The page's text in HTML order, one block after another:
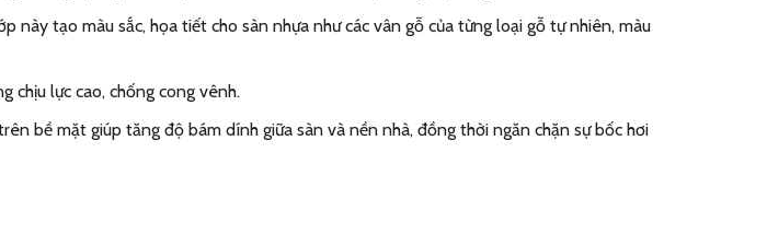
tạo màu sắc, họa tiết cho sàn nhựa như các vân gỗ của từng loại gỗ tự nhiên, màu
chịu lực cao, chống cong vênh.
bề mặt giúp tăng độ bám dính giữa sàn và nền nhà, đồng thời ngăn chặn sự bốc hơi